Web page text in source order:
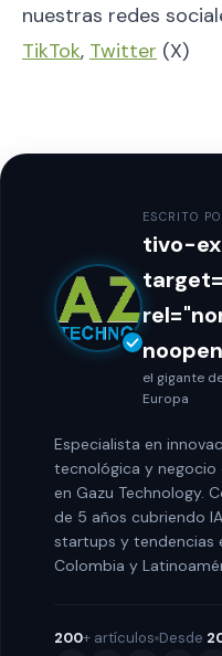
nuestras redes
TikTok, Twitter (X)
ESCRITO
tivo-
el gigante
Europa
Especialista en
tecnológica y negocio
en Gazu Technology.
de 5 años cubriendo IA,
startups y tendencias
Colombia y
200+ artículos Desde